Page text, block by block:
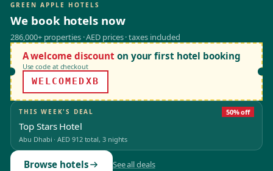
GREEN APPLE HOTELS
We book hotels now
286,000+ properties · AED prices · taxes included
A welcome discount on your first hotel booking
Use code at checkout
WELCOMEDXB
THIS WEEK'S DEAL 50% off
Top Stars Hotel
Abu Dhabi ·AED 912total, 3 nights
Browse hotels See all deals